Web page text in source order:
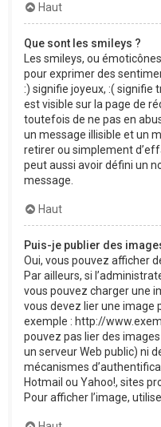
Haut
Que sont les smileys ?
Les smileys, ou
pour exprimer des
:) signifie joyeux, :( signifie
est visible sur la page de
toutefois de ne pas en
un message illisible et un
retirer ou simplement
peut aussi avoir défini un
message.
Haut
Puis-je publier des
Oui, vous pouvez afficher
Par ailleurs, si
vous pouvez charger une
vous devez lier une image
exemple : http://
pouvez pas lier des
un serveur Web public) ni
mécanismes
Hotmail ou Yahoo!, sites
Pour afficher l’image,